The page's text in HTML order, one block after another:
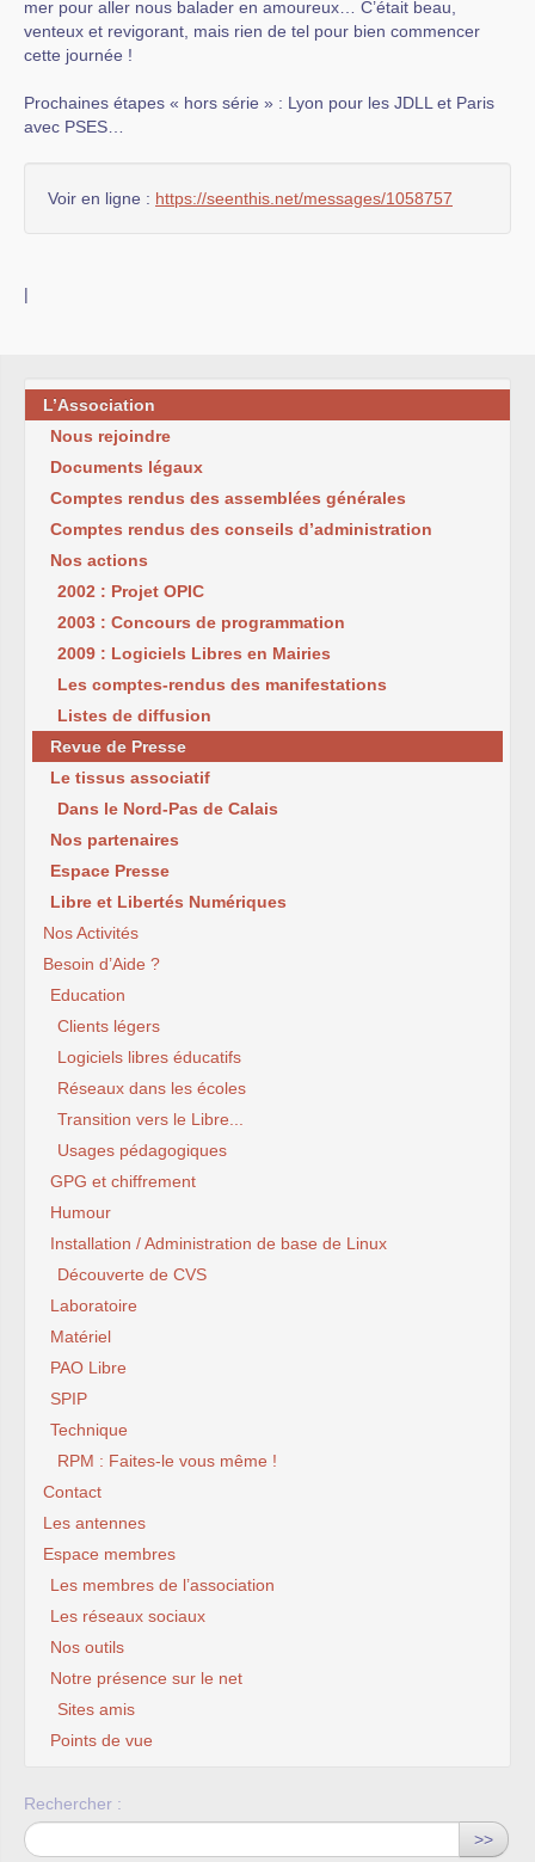
mer pour aller nous balader en amoureux… C’était beau,
venteux et revigorant, mais rien de tel pour bien commencer
cette journée !
Prochaines étapes « hors série » : Lyon pour les JDLL et Paris
avec PSES…
Voir en ligne : https://seenthis.net/messages/1058757
|
L’Association
Nous rejoindre
Documents légaux
Comptes rendus des assemblées générales
Comptes rendus des conseils d’administration
Nos actions
2002 : Projet OPIC
2003 : Concours de programmation
2009 : Logiciels Libres en Mairies
Les comptes-rendus des manifestations
Listes de diffusion
Revue de Presse
Le tissus associatif
Dans le Nord-Pas de Calais
Nos partenaires
Espace Presse
Libre et Libertés Numériques
Nos Activités
Besoin d’Aide ?
Education
Clients légers
Logiciels libres éducatifs
Réseaux dans les écoles
Transition vers le Libre...
Usages pédagogiques
GPG et chiffrement
Humour
Installation / Administration de base de Linux
Découverte de CVS
Laboratoire
Matériel
PAO Libre
SPIP
Technique
RPM : Faites-le vous même !
Contact
Les antennes
Espace membres
Les membres de l’association
Les réseaux sociaux
Nos outils
Notre présence sur le net
Sites amis
Points de vue
Rechercher :
>>